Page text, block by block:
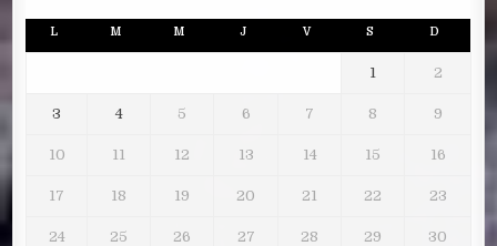
L M M J V S D
1 2
3 4 5 6 7 8 9
10 11 12 13 14 15 16
17 18 19 20 21 22 23
24 25 26 27 28 29 30